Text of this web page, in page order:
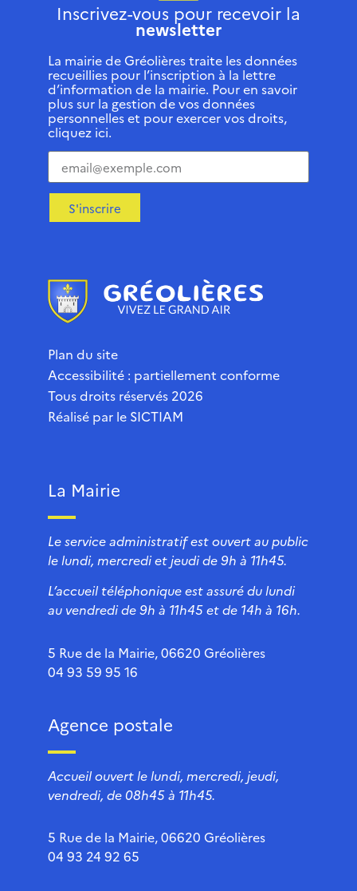
Inscrivez-vous pour recevoir la
newsletter
La mairie de Gréolières traite les données
recueillies pour l’inscription à la lettre
d’information de la mairie. Pour en savoir
plus sur la gestion de vos données
personnelles et pour exercer vos droits,
cliquez ici.
S'inscrire
Plan du site
Accessibilité : partiellement conforme
Tous droits réservés 2026
Réalisé par le SICTIAM
La Mairie
Le service administratif est ouvert au public
le lundi, mercredi et jeudi de 9h à 11h45.
L’accueil téléphonique est assuré du lundi
au vendredi de 9h à 11h45 et de 14h à 16h.
5 Rue de la Mairie, 06620 Gréolières
04 93 59 95 16
Agence postale
Accueil ouvert le lundi, mercredi, jeudi,
vendredi, de 08h45 à 11h45.
5 Rue de la Mairie, 06620 Gréolières
04 93 24 92 65